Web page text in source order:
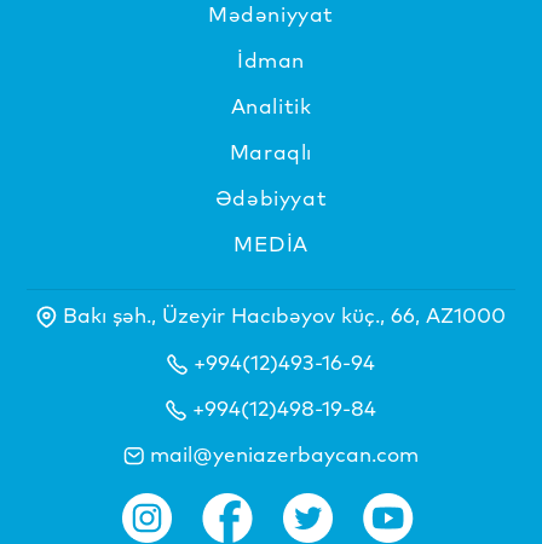
Mədəniyyat
İdman
Analitik
Maraqlı
Ədəbiyyat
MEDİA
Bakı şəh., Üzeyir Hacıbəyov küç., 66, AZ1000
+994(12)493-16-94
+994(12)498-19-84
mail@yeniazerbaycan.com